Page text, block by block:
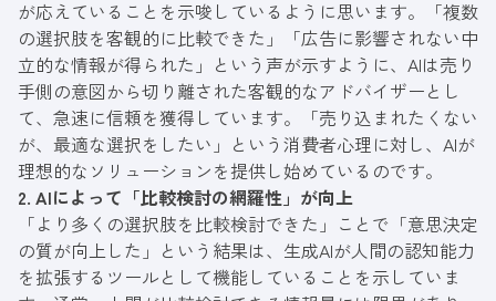
が応えていることを示唆しているように思います。「複数
の選択肢を客観的に比較できた」「広告に影響されない中
立的な情報が得られた」という声が示すように、AIは売り
手側の意図から切り離された客観的なアドバイザーとし
て、急速に信頼を獲得しています。「売り込まれたくない
が、最適な選択をしたい」という消費者心理に対し、AIが
理想的なソリューションを提供し始めているのです。
2. AIによって「比較検討の網羅性」が向上
「より多くの選択肢を比較検討できた」ことで「意思決定
の質が向上した」という結果は、生成AIが人間の認知能力
を拡張するツールとして機能していることを示していま